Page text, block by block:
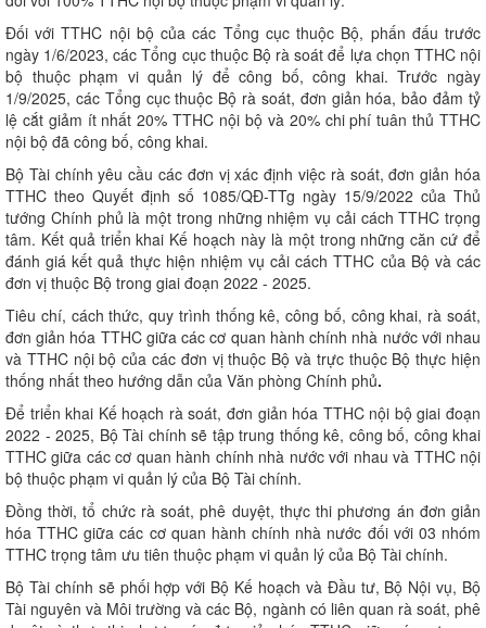
Đối với TTHC nội bộ của các Tổng cục thuộc Bộ, phấn đấu trước
ngày 1/6/2023, các Tổng cục thuộc Bộ rà soát để lựa chọn TTHC nội
bộ thuộc phạm vi quản lý để công bố, công khai. Trước ngày
1/9/2025, các Tổng cục thuộc Bộ rà soát, đơn giản hóa, bảo đảm tỷ
lệ cắt giảm ít nhất 20% TTHC nội bộ và 20% chi phí tuân thủ TTHC
nội bộ đã công bố, công khai.
Bộ Tài chính yêu cầu các đơn vị xác định việc rà soát, đơn giản hóa
TTHC theo Quyết định số 1085/QĐ-TTg ngày 15/9/2022 của Thủ
tướng Chính phủ là một trong những nhiệm vụ cải cách TTHC trọng
tâm. Kết quả triển khai Kế hoạch này là một trong những căn cứ để
đánh giá kết quả thực hiện nhiệm vụ cải cách TTHC của Bộ và các
đơn vị thuộc Bộ trong giai đoạn 2022 - 2025.
Tiêu chí, cách thức, quy trình thống kê, công bố, công khai, rà soát,
đơn giản hóa TTHC giữa các cơ quan hành chính nhà nước với nhau
và TTHC nội bộ của các đơn vị thuộc Bộ và trực thuộc Bộ thực hiện
thống nhất theo hướng dẫn của Văn phòng Chính phủ.
Để triển khai Kế hoạch rà soát, đơn giản hóa TTHC nội bộ giai đoạn
2022 - 2025, Bộ Tài chính sẽ tập trung thống kê, công bố, công khai
TTHC giữa các cơ quan hành chính nhà nước với nhau và TTHC nội
bộ thuộc phạm vi quản lý của Bộ Tài chính.
Đồng thời, tổ chức rà soát, phê duyệt, thực thi phương án đơn giản
hóa TTHC giữa các cơ quan hành chính nhà nước đối với 03 nhóm
TTHC trọng tâm ưu tiên thuộc phạm vi quản lý của Bộ Tài chính.
Bộ Tài chính sẽ phối hợp với Bộ Kế hoạch và Đầu tư, Bộ Nội vụ, Bộ
Tài nguyên và Môi trường và các Bộ, ngành có liên quan rà soát, phê